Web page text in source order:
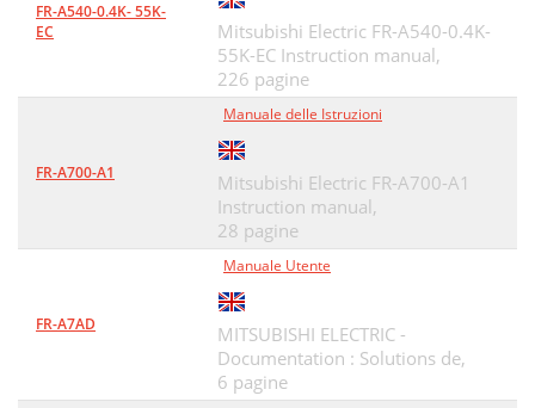
FR-A540-0.4K- 55K-
EC
Mitsubishi Electric FR-A540-0.4K-
55K-EC Instruction manual,
226 pagine
FR-A700-A1
Manuale delle Istruzioni
Mitsubishi Electric FR-A700-A1
Instruction manual,
28 pagine
FR-A7AD
Manuale Utente
MITSUBISHI ELECTRIC -
Documentation : Solutions de,
6 pagine